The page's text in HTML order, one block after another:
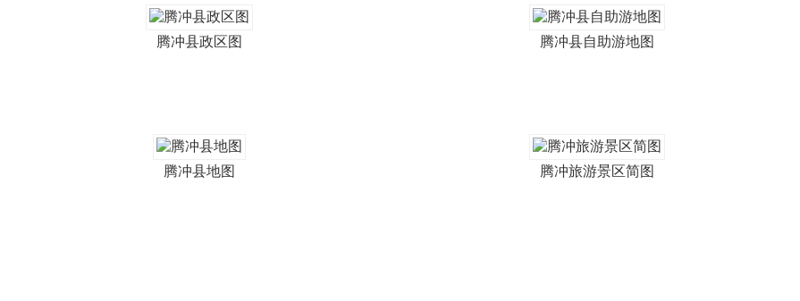
腾冲县政区图 腾冲县自助游地图
腾冲县地图 腾冲旅游景区简图